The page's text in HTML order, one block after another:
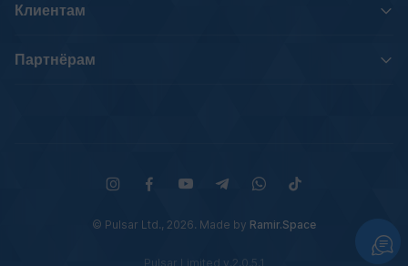
Клиентам
Партнёрам
© Pulsar Ltd., 2026. Made by Ramir.Space
Pulsar Limited v.2.0.5.1